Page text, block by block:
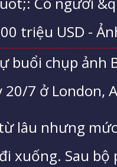
buổi chụp ảnh
20/7 ở London,
lâu nhưng
xuống. Sau